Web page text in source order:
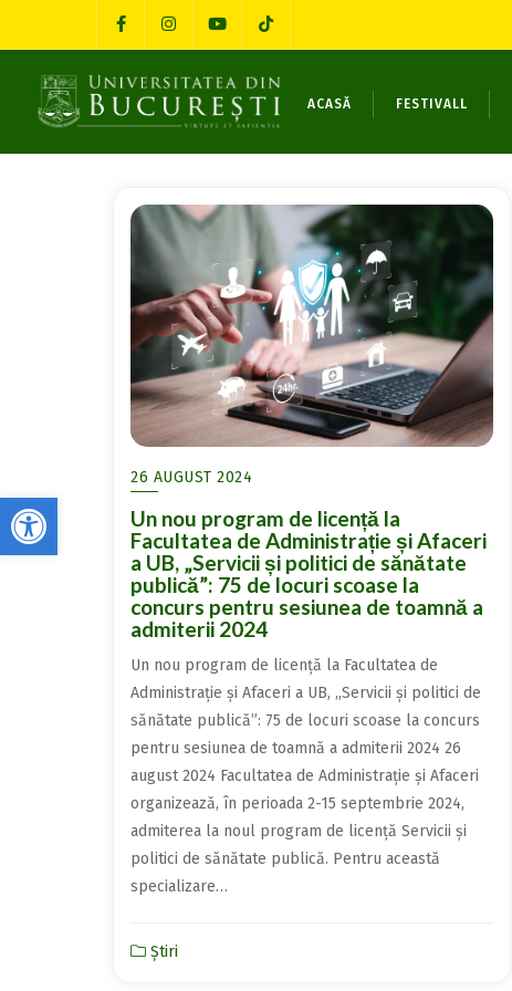
Deschide bara de unelte
ACASĂ FESTIVALL
26 AUGUST 2024
Un nou program de licență la
Facultatea de Administrație și Afaceri
a UB, „Servicii și politici de sănătate
publică”: 75 de locuri scoase la
concurs pentru sesiunea de toamnă a
admiterii 2024
Un nou program de licență la Facultatea de
Administrație și Afaceri a UB, „Servicii și politici de
sănătate publică”: 75 de locuri scoase la concurs
pentru sesiunea de toamnă a admiterii 2024 26
august 2024 Facultatea de Administrație și Afaceri
organizează, în perioada 2-15 septembrie 2024,
admiterea la noul program de licență Servicii și
politici de sănătate publică. Pentru această
specializare…
Știri